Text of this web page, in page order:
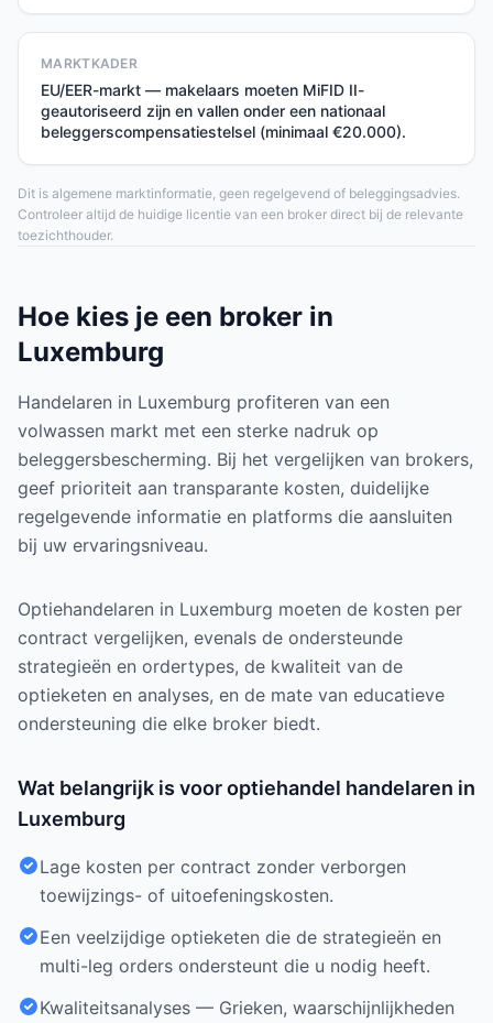
MARKTKADER
EU/EER-markt — makelaars moeten MiFID II-
geautoriseerd zijn en vallen onder een nationaal
beleggerscompensatiestelsel (minimaal €20.000).
Dit is algemene marktinformatie, geen regelgevend of beleggingsadvies.
Controleer altijd de huidige licentie van een broker direct bij de relevante
toezichthouder.
Hoe kies je een broker in
Luxemburg
Handelaren in Luxemburg profiteren van een
volwassen markt met een sterke nadruk op
beleggersbescherming. Bij het vergelijken van brokers,
geef prioriteit aan transparante kosten, duidelijke
regelgevende informatie en platforms die aansluiten
bij uw ervaringsniveau.
Optiehandelaren in Luxemburg moeten de kosten per
contract vergelijken, evenals de ondersteunde
strategieën en ordertypes, de kwaliteit van de
optieketen en analyses, en de mate van educatieve
ondersteuning die elke broker biedt.
Wat belangrijk is voor optiehandel handelaren in
Luxemburg
Lage kosten per contract zonder verborgen
toewijzings- of uitoefeningskosten.
Een veelzijdige optieketen die de strategieën en
multi-leg orders ondersteunt die u nodig heeft.
Kwaliteitsanalyses — Grieken, waarschijnlijkheden